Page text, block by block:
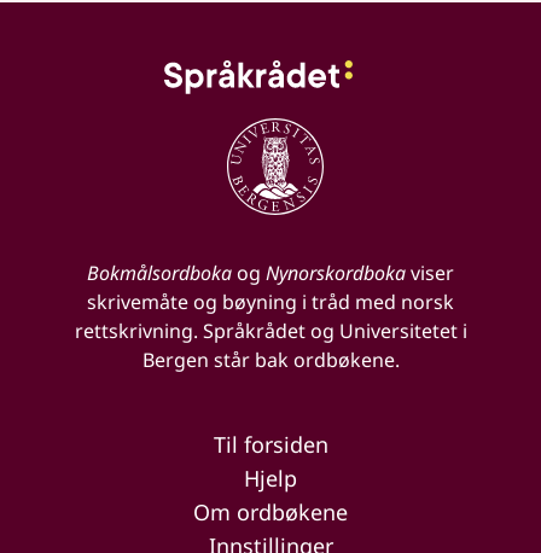
Bokmålsordbokaog Nynorskordbokaviser
skrivemåte og bøyning i tråd med norsk
rettskrivning. Språkrådet og Universitetet i
Bergen står bak ordbøkene.
Til forsiden
Hjelp
Om ordbøkene
Innstillinger